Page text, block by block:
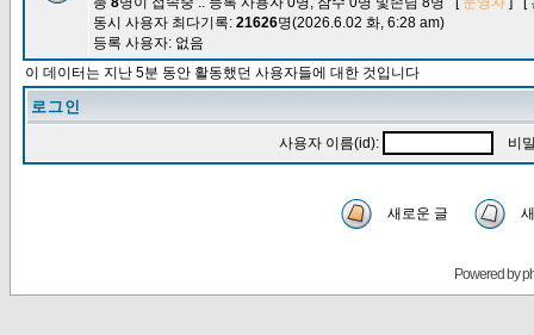
동시 사용자 최다기록: 21626명(2026.6.02 화, 6:28 am)
등록 사용자: 없음
이 데이터는 지난 5분 동안 활동했던 사용자들에 대한 것입니다
로그인
사용자 이름(id): 비
새로운 글
Powered by